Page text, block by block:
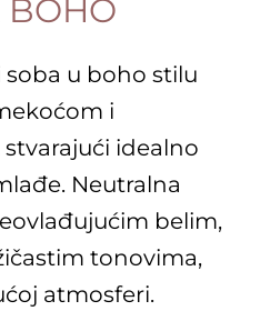
BOHO
u boho stilu
i
idealno
Neutralna
belim,
tonovima,
atmosferi.